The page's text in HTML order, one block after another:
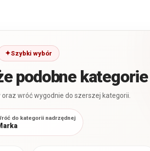
Szybki wybór
podobne kategorie
oraz wróć wygodnie do szerszej kategorii.
do kategorii nadrzędnej